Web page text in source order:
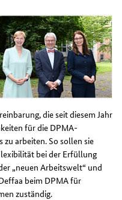
die seit diesem Jahr
für die DPMA-
arbeiten. So sollen sie
bei der Erfüllung
„neuen Arbeitswelt“ und
beim DPMA für
zuständig.